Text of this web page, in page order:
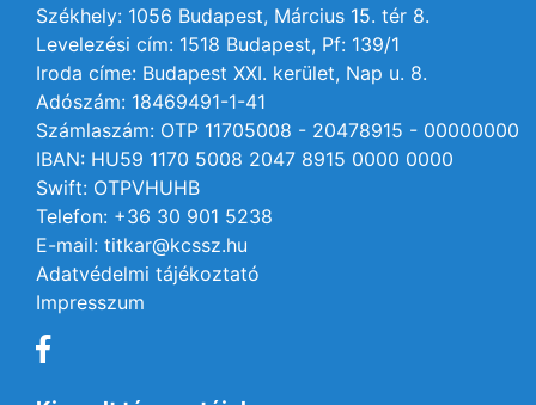
Székhely: 1056 Budapest, Március 15. tér 8.
Levelezési cím: 1518 Budapest, Pf: 139/1
Iroda címe: Budapest XXI. kerület, Nap u. 8.
Adószám: 18469491-1-41
Számlaszám: OTP 11705008 - 20478915 - 00000000
IBAN: HU59 1170 5008 2047 8915 0000 0000
Swift: OTPVHUHB
Telefon: +36 30 901 5238
E-mail: titkar@kcssz.hu
Adatvédelmi tájékoztató
Impresszum